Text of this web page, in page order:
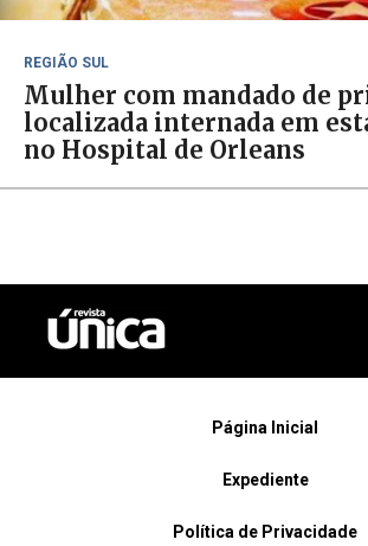
REGIÃO SUL
Mulher com mandado de
localizada internada em
no Hospital de Orleans
Página Inicial
Expediente
Política de Privacidade